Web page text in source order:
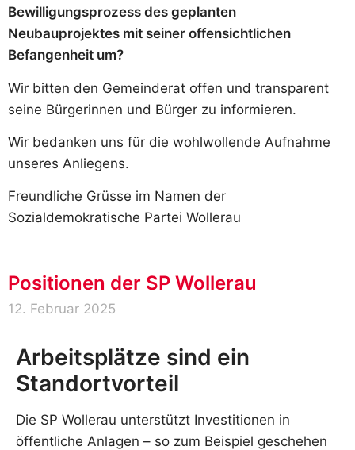
Bewilligungsprozess des geplanten
Neubauprojektes mit seiner offensichtlichen
Befangenheit um?
Wir bitten den Gemeinderat offen und transparent
seine Bürgerinnen und Bürger zu informieren.
Wir bedanken uns für die wohlwollende Aufnahme
unseres Anliegens.
Freundliche Grüsse im Namen der
Sozialdemokratische Partei Wollerau
Positionen der SP Wollerau
12. Februar 2025
Arbeitsplätze sind ein
Standortvorteil
Die SP Wollerau unterstützt Investitionen in
öffentliche Anlagen – so zum Beispiel geschehen